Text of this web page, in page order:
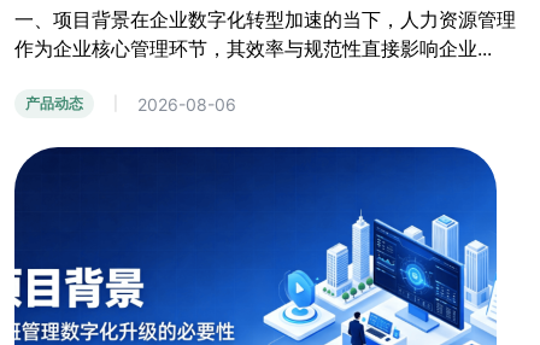
一、项目背景在企业数字化转型加速的当下，人力资源管理
作为企业核心管理环节，其效率与规范性直接影响企业...
产品动态 2026-08-06